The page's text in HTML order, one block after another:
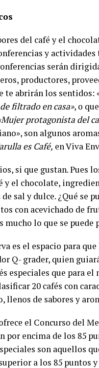
del café y el
y
serán
productores,
te abrirán los sentidos:
filtrado en casa», o
protagonista del
son algunos
es Café, en Viva
si que gustan. Pues
y el chocolate,
sal y dulce. ¿Qué se
con acevichado de
mucho lo que se
es el espacio para
Q- grader, quien
especiales que para
20 cafés con
llenos de sabores y
el Concurso del
por encima de los 85
son aquellos
a los 85 puntos